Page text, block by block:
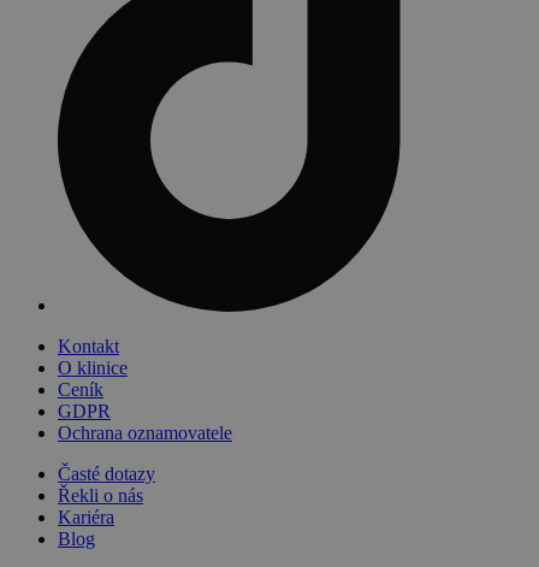
Kontakt
O klinice
Ceník
GDPR
Ochrana oznamovatele
Časté dotazy
Řekli o nás
Kariéra
Blog